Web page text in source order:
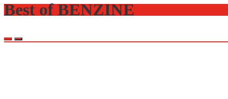
Best of BENZINE